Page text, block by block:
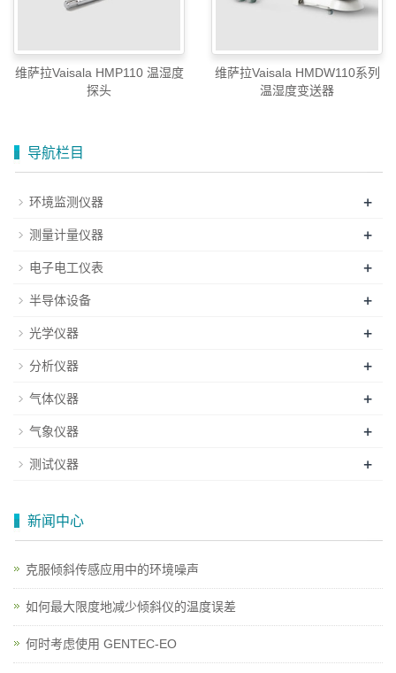
维萨拉Vaisala HMP110 温湿度
探头
维萨拉Vaisala HMDW110系列
温湿度变送器
导航栏目
环境监测仪器 +
测量计量仪器 +
电子电工仪表 +
半导体设备 +
光学仪器 +
分析仪器 +
气体仪器 +
气象仪器 +
测试仪器 +
新闻中心
克服倾斜传感应用中的环境噪声
如何最大限度地减少倾斜仪的温度误差
何时考虑使用 GENTEC-EO